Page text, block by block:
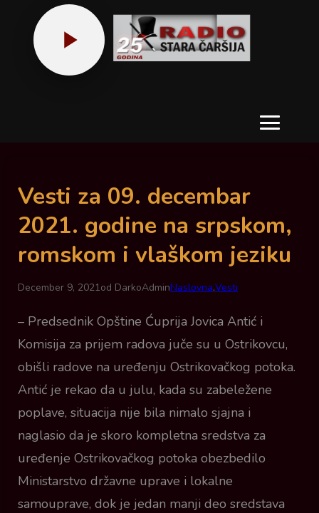
Meni
Vesti za 09. decembar
2021. godine na srpskom,
romskom i vlaškom jeziku
December 9, 2021od DarkoAdminNaslovna,Vesti
– Predsednik Opštine Ćuprija Jovica Antić i
Komisija za prijem radova juče su u Ostrikovcu,
obišli radove na uređenju Ostrikovačkog potoka.
Antić je rekao da u julu, kada su zabeležene
poplave, situacija nije bila nimalo sjajna i
naglasio da je skoro kompletna sredstva za
uređenje Ostrikovačkog potoka obezbedilo
Ministarstvo državne uprave i lokalne
samouprave, dok je jedan manji deo sredstava